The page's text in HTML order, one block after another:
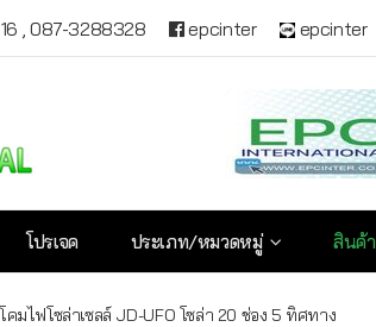
087-3288328 epcinter epcinter
โปรเจค ประเภท/หมวดหมู่ สินค้า
โคมไฟโซล่าเซลล์ JD-UFO โซล่า 20 ช่อง 5 ทิศทาง